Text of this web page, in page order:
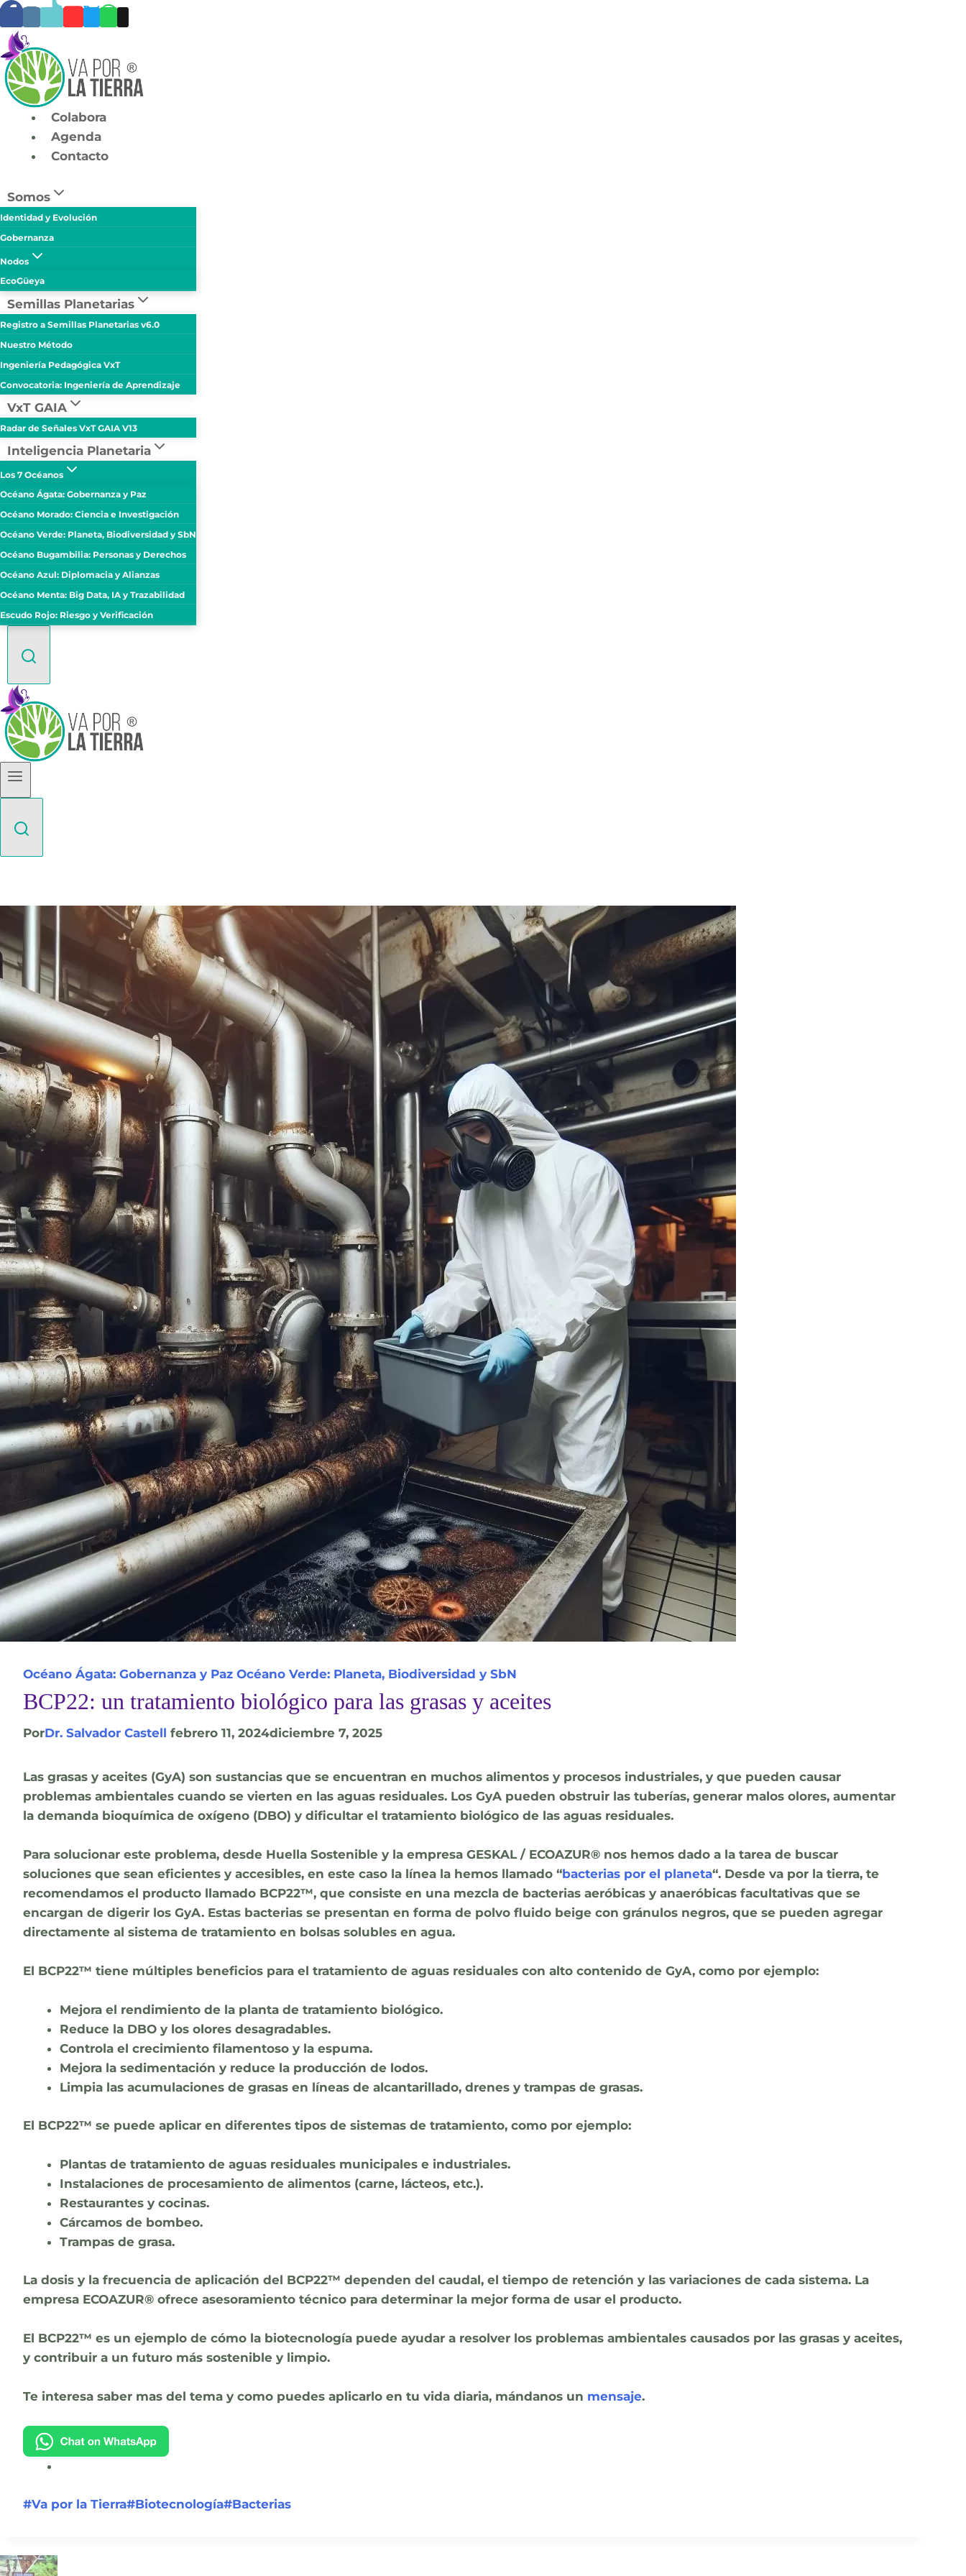
Skip
to
content
Colabora
Agenda
Contacto
Somos
Identidad y Evolución
Gobernanza
Nodos
EcoGüeya
Semillas Planetarias
Registro a Semillas Planetarias v6.0
Nuestro Método
Ingeniería Pedagógica VxT
Convocatoria: Ingeniería de Aprendizaje
VxT GAIA
Radar de Señales VxT GAIA V13
Inteligencia Planetaria
Los 7 Océanos
Océano Ágata: Gobernanza y Paz
Océano Morado: Ciencia e Investigación
Océano Verde: Planeta, Biodiversidad y SbN
Océano Bugambilia: Personas y Derechos
Océano Azul: Diplomacia y Alianzas
Océano Menta: Big Data, IA y Trazabilidad
Escudo Rojo: Riesgo y Verificación
Océano Ágata: Gobernanza y Paz Océano Verde: Planeta, Biodiversidad y SbN
BCP22: un tratamiento biológico para las grasas y aceites
PorDr. Salvador Castell febrero 11, 2024diciembre 7, 2025
Las grasas y aceites (GyA) son sustancias que se encuentran en muchos alimentos y procesos industriales, y que pueden causar
problemas ambientales cuando se vierten en las aguas residuales. Los GyA pueden obstruir las tuberías, generar malos olores, aumentar
la demanda bioquímica de oxígeno (DBO) y dificultar el tratamiento biológico de las aguas residuales.
Para solucionar este problema, desde Huella Sostenible y la empresa GESKAL / ECOAZUR® nos hemos dado a la tarea de buscar
soluciones que sean eficientes y accesibles, en este caso la línea la hemos llamado “bacterias por el planeta“. Desde va por la tierra, te
recomendamos el producto llamado BCP22™, que consiste en una mezcla de bacterias aeróbicas y anaeróbicas facultativas que se
encargan de digerir los GyA. Estas bacterias se presentan en forma de polvo fluido beige con gránulos negros, que se pueden agregar
directamente al sistema de tratamiento en bolsas solubles en agua.
El BCP22™ tiene múltiples beneficios para el tratamiento de aguas residuales con alto contenido de GyA, como por ejemplo:
Mejora el rendimiento de la planta de tratamiento biológico.
Reduce la DBO y los olores desagradables.
Controla el crecimiento filamentoso y la espuma.
Mejora la sedimentación y reduce la producción de lodos.
Limpia las acumulaciones de grasas en líneas de alcantarillado, drenes y trampas de grasas.
El BCP22™ se puede aplicar en diferentes tipos de sistemas de tratamiento, como por ejemplo:
Plantas de tratamiento de aguas residuales municipales e industriales.
Instalaciones de procesamiento de alimentos (carne, lácteos, etc.).
Restaurantes y cocinas.
Cárcamos de bombeo.
Trampas de grasa.
La dosis y la frecuencia de aplicación del BCP22™ dependen del caudal, el tiempo de retención y las variaciones de cada sistema. La
empresa ECOAZUR® ofrece asesoramiento técnico para determinar la mejor forma de usar el producto.
El BCP22™ es un ejemplo de cómo la biotecnología puede ayudar a resolver los problemas ambientales causados por las grasas y aceites,
y contribuir a un futuro más sostenible y limpio.
Te interesa saber mas del tema y como puedes aplicarlo en tu vida diaria, mándanos un mensaje.
Post
#Va por la Tierra#Biotecnología#Bacterias